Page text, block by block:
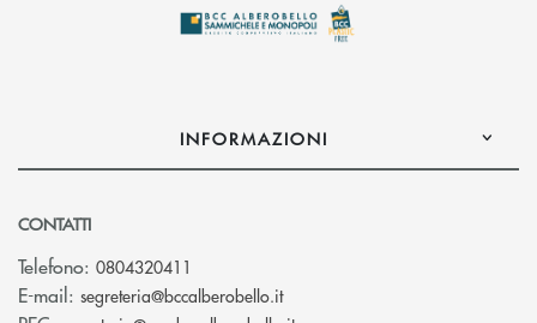
INFORMAZIONI
CONTATTI
Telefono: 0804320411
E-mail: segreteria@bccalberobello.it(si apre l’app di posta